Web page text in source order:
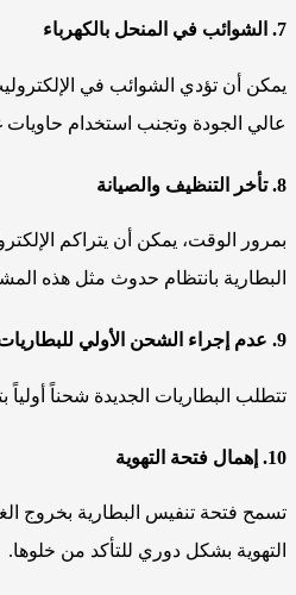
7. الشوائب في المنحل بالكهرباء
يمكن أن تؤدي الشوائب في
عالي الجودة وتجنب استخدام حاويات
8. تأخر التنظيف والصيانة
بمرور الوقت، يمكن أن يتراكم
البطارية بانتظام حدوث مثل هذه
9. عدم إجراء الشحن الأولي للبطاريات الجديدة
تتطلب البطاريات الجديدة شحناً
10. إهمال فتحة التهوية
تسمح فتحة تنفيس البطارية بخروج
التهوية بشكل دوري للتأكد من خلوها.